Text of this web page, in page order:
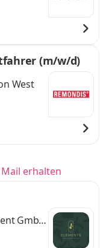
(m/w/d)
West
erhalten
GmbH